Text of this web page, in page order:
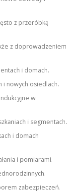
z przeróbką
z doprowadzeniem
i domach.
i nowych osiedlach.
w
i segmentach.
i domach
i pomiarami.
zabezpieczeń.